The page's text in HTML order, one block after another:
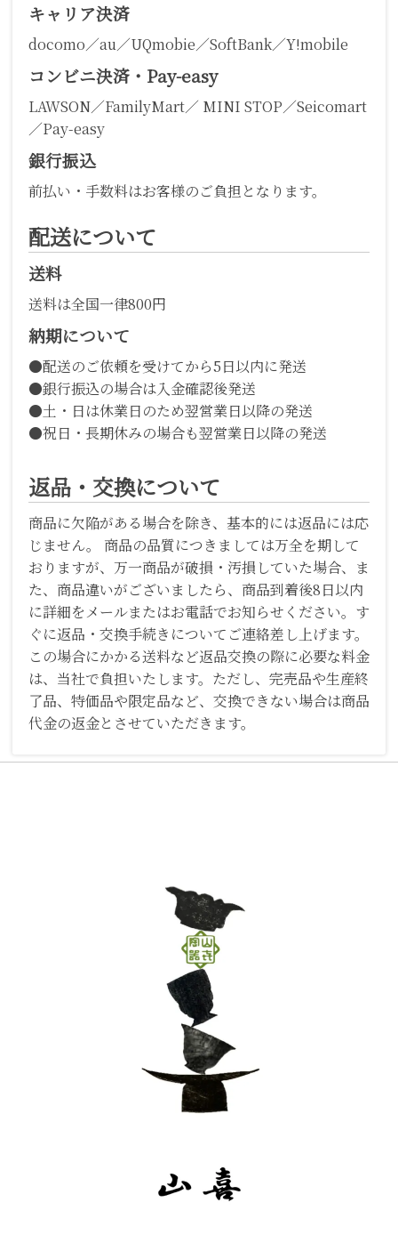
キャリア決済
docomo／au／UQmobie／SoftBank／Y!mobile
コンビニ決済・Pay-easy
LAWSON／FamilyMart／ MINI STOP／Seicomart
／Pay-easy
銀行振込
前払い・手数料はお客様のご負担となります。
配送について
送料
送料は全国一律800円
納期について
●配送のご依頼を受けてから5日以内に発送
●銀行振込の場合は入金確認後発送
●土・日は休業日のため翌営業日以降の発送
●祝日・長期休みの場合も翌営業日以降の発送
返品・交換について
商品に欠陥がある場合を除き、基本的には返品には応
じません。 商品の品質につきましては万全を期して
おりますが、万一商品が破損・汚損していた場合、ま
た、商品違いがございましたら、商品到着後8日以内
に詳細をメールまたはお電話でお知らせください。す
ぐに返品・交換手続きについてご連絡差し上げます。
この場合にかかる送料など返品交換の際に必要な料金
は、当社で負担いたします。ただし、完売品や生産終
了品、特価品や限定品など、交換できない場合は商品
代金の返金とさせていただきます。